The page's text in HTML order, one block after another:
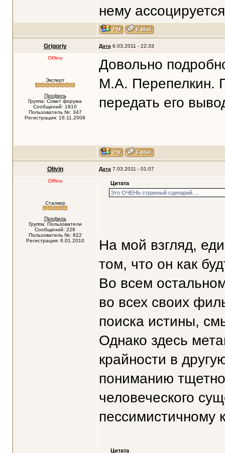
нему
Grigoriy Дата 6.03.2011 - 22:33
Offline
Эксперт
Профиль
Группа: Совет форума
Сообщений: 1810
Пользователь №: 347
Регистрация: 16.11.2008
Довольно
М.А. Перепелкин.
передать его
Olivin Дата 7.03.2011 - 01:07
Offline
Сталкер
Профиль
Группа: Пользователи
Сообщений: 226
Пользователь №: 822
Регистрация: 6.01.2010
Цитата
Это ОЧЕНЬ странный сценарий....
На мой взгляд,
том, что он как
Во всем
во всех своих
поиска истины,
Однако здесь
крайности в
пониманию
человеческого
пессимистичному
Цитата